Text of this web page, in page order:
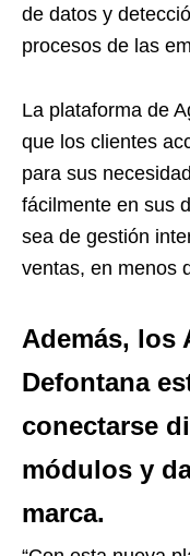
de datos y
procesos de las
La plataforma de
que los clientes
para sus
fácilmente en sus
sea de gestión
ventas, en menos
Además, los
Defontana
conectarse
módulos y
marca.